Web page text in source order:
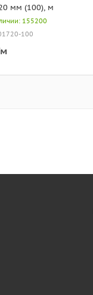
мм (100), м
155200
100